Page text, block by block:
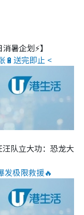
暑企划⚡】
🔋送完即止 <
汪队立大功：恐龙大
发极限救援🔥